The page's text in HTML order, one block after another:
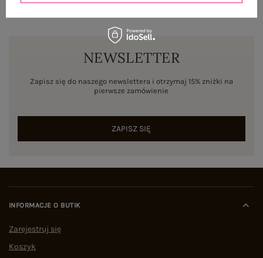
NEWSLETTER
Zapisz się do naszego newslettera i otrzymaj 15% zniżki na
pierwsze zamówienie
ZAPISZ SIĘ
INFORMACJE O BUTIK
Zarejestruj się
Koszyk